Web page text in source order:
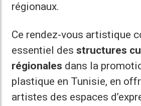
régionaux.
Ce rendez-vous artistique
essentiel desstructures
régionales dans la
plastique en Tunisie, en
artistes des espaces